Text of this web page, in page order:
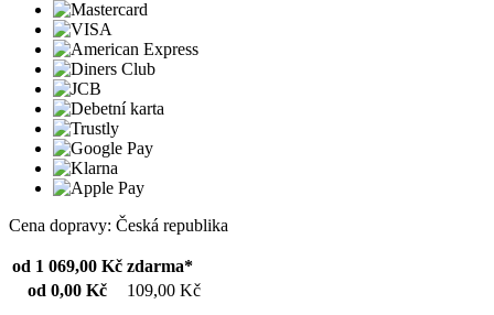
Cena dopravy: Česká republika
od 1 069,00 Kč zdarma*
od 0,00 Kč
109,00 Kč